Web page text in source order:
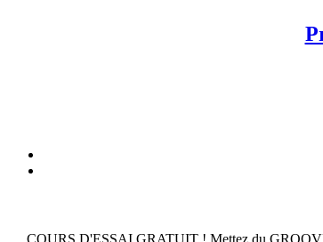
COURS D'ESSAI GRATUIT ! Mettez du